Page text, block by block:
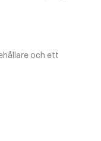
och ett